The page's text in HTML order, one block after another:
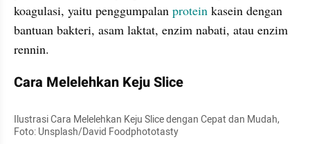
koagulasi, yaitu penggumpalan protein kasein dengan
bantuan bakteri, asam laktat, enzim nabati, atau enzim
rennin.
Cara Melelehkan Keju Slice
Ilustrasi Cara Melelehkan Keju Slice dengan Cepat dan Mudah,
Foto: Unsplash/David Foodphototasty